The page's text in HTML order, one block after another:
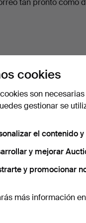
tan pronto como
Disponemos de un
archivo
cookies
son
gestionar se
el contenido
y mejorar
y promocionar
más información